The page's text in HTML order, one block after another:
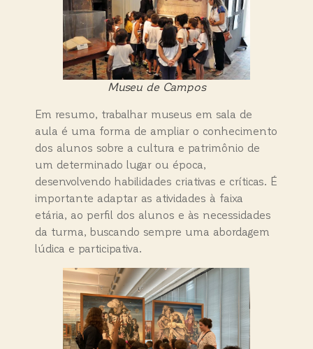
Museu de Campos
Em resumo, trabalhar museus em sala de
aula é uma forma de ampliar o conhecimento
dos alunos sobre a cultura e patrimônio de
um determinado lugar ou época,
desenvolvendo habilidades criativas e críticas. É
importante adaptar as atividades à faixa
etária, ao perfil dos alunos e às necessidades
da turma, buscando sempre uma abordagem
lúdica e participativa.